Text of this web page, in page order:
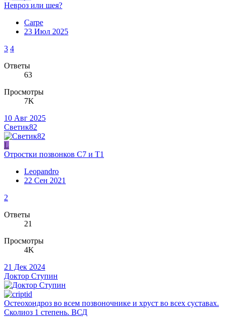
Невроз или шея?
Carpe
23 Июл 2025
3 4
Ответы
63
Просмотры
7K
10 Авг 2025
Светик82
L
Отростки позвонков С7 и Т1
Leopandro
22 Сен 2021
2
Ответы
21
Просмотры
4K
21 Дек 2024
Доктор Ступин
Остеохондроз во всем позвоночнике и хруст во всех суставах.
Сколиоз 1 степень. ВСД